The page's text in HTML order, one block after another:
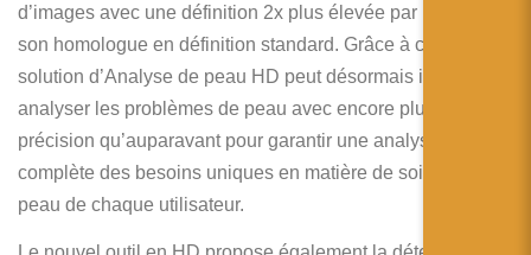
d’images avec une définition 2x plus élevée par rapport à
son homologue en définition standard. Grâce à cela, la
solution d’Analyse de peau HD peut désormais identifier et
analyser les problèmes de peau avec encore plus de
précision qu’auparavant pour garantir une analyse
complète des besoins uniques en matière de soin de la
peau de chaque utilisateur.